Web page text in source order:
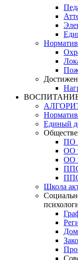
Единый
ПО
ОО
ОО
Школа
Дом